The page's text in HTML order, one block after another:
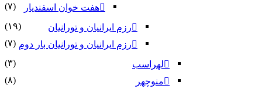
هفت خوان اسفندیار
(۷)
رزم ایرانیان و تورانیان
(۱۹)
رزم ایرانیان و تورانیان بار دوم (۷)
لهراسب
(۳)
منوچهر
(۸)